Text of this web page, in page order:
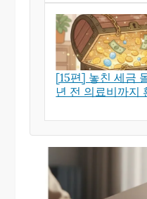
[15편] 놓친 세금
년 전 의료비까지